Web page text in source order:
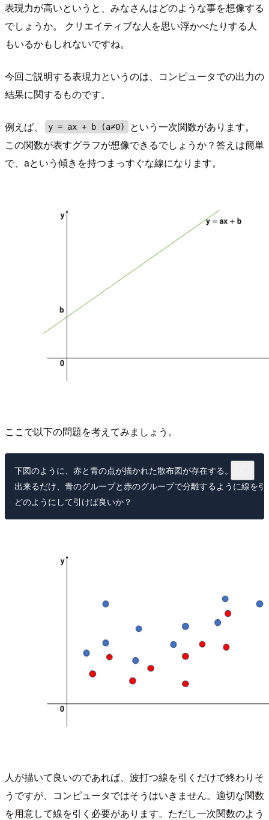
表現力が高いというと、みなさんはどのような事を想像する
でしょうか。 クリエイティブな人を思い浮かべたりする人
もいるかもしれないですね。
今回ご説明する表現力というのは、コンピュータでの出力の
結果に関するものです。
例えば、 y = ax + b (a≠0)
という一次関数があります。
この関数が表すグラフが想像できるでしょうか？答えは簡単
で、aという傾きを持つまっすぐな線になります。
ここで以下の問題を考えてみましょう。
下図のように、赤と青の点が描かれた散布図が存在する。
出来るだけ、青のグループと赤のグループで分離するように線を引
人が描いて良いのであれば、波打つ線を引くだけで終わりそ
うですが、コンピュータではそうはいきません。適切な関数
を用意して線を引く必要があります。ただし一次関数のよう